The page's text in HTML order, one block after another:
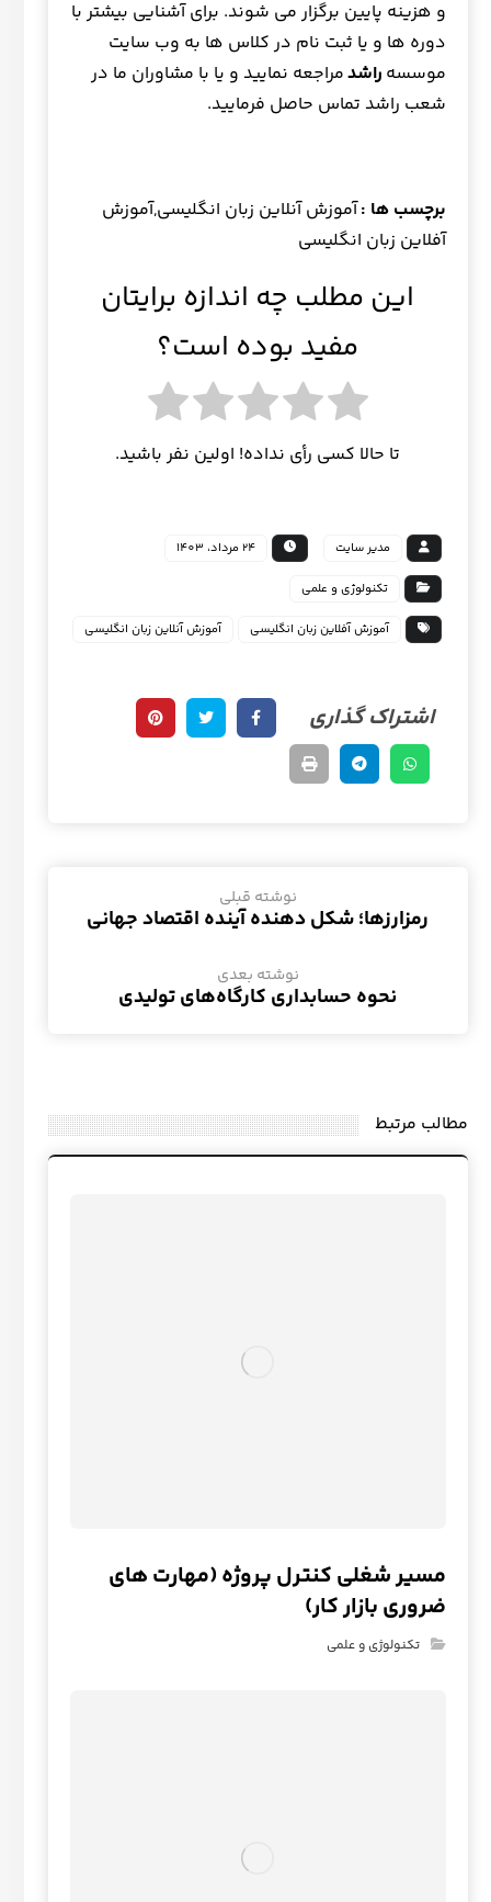
و هزینه پایین برگزار می شوند. برای آشنایی بیشتر با
دوره ها و یا ثبت نام در کلاس ها به وب سایت
موسسه راشدمراجعه نمایید و یا با مشاوران ما در
شعب راشد تماس حاصل فرمایید.
برچسب ها :آموزش آنلاین زبان انگلیسی,آموزش
آفلاین زبان انگلیسی
این مطلب چه اندازه برایتان
مفید بوده است؟
تا حالا کسی رأی نداده! اولین نفر باشید.
مدیر سایت 24 مرداد، 1403
تکنولوژی و علمی
آموزش آفلاین زبان انگلیسی آموزش آنلاین زبان انگلیسی
نوشته قبلی
رمزارزها؛ شکل دهنده آینده اقتصاد جهانی
نوشته بعدی
نحوه حسابداری کارگاه‌های تولیدی
مطالب مرتبط
مسیر شغلی کنترل پروژه (مهارت های
ضروری بازار کار)
تکنولوژی و علمی